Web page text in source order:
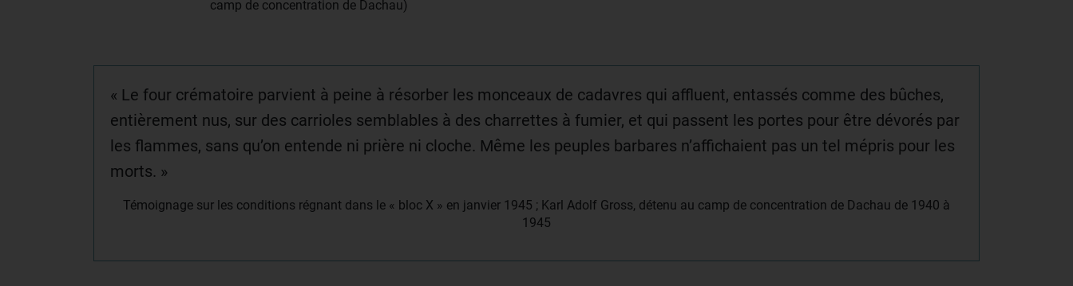
camp de concentration de Dachau)
« Le four crématoire parvient à peine à résorber les monceaux de cadavres qui affluent, entassés comme des bûches,
entièrement nus, sur des carrioles semblables à des charrettes à fumier, et qui passent les portes pour être dévorés par
les flammes, sans qu’on entende ni prière ni cloche. Même les peuples barbares n’affichaient pas un tel mépris pour les
morts. »
Témoignage sur les conditions régnant dans le « bloc X » en janvier 1945 ; Karl Adolf Gross, détenu au camp de concentration de Dachau de 1940 à
1945